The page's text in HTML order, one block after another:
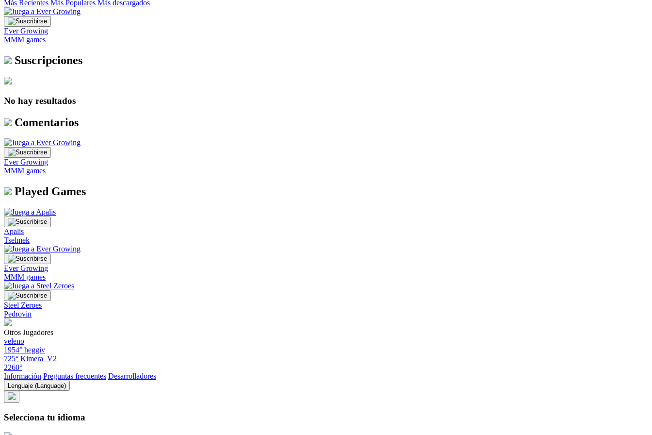
Más Recientes Más Populares Más descargados
Ever Growing
MMM games
Suscripciones
No hay resultados
Comentarios
Ever Growing
MMM games
Played Games
Apalis
Tselmek
Ever Growing
MMM games
Steel Zeroes
Pedrovin
Otros Jugadores
veleno
1954° heggiv
725° Kimera_V2
2260°
Información Preguntas frecuentes Desarrolladores
Lenguaje (Language)
Selecciona tu idioma